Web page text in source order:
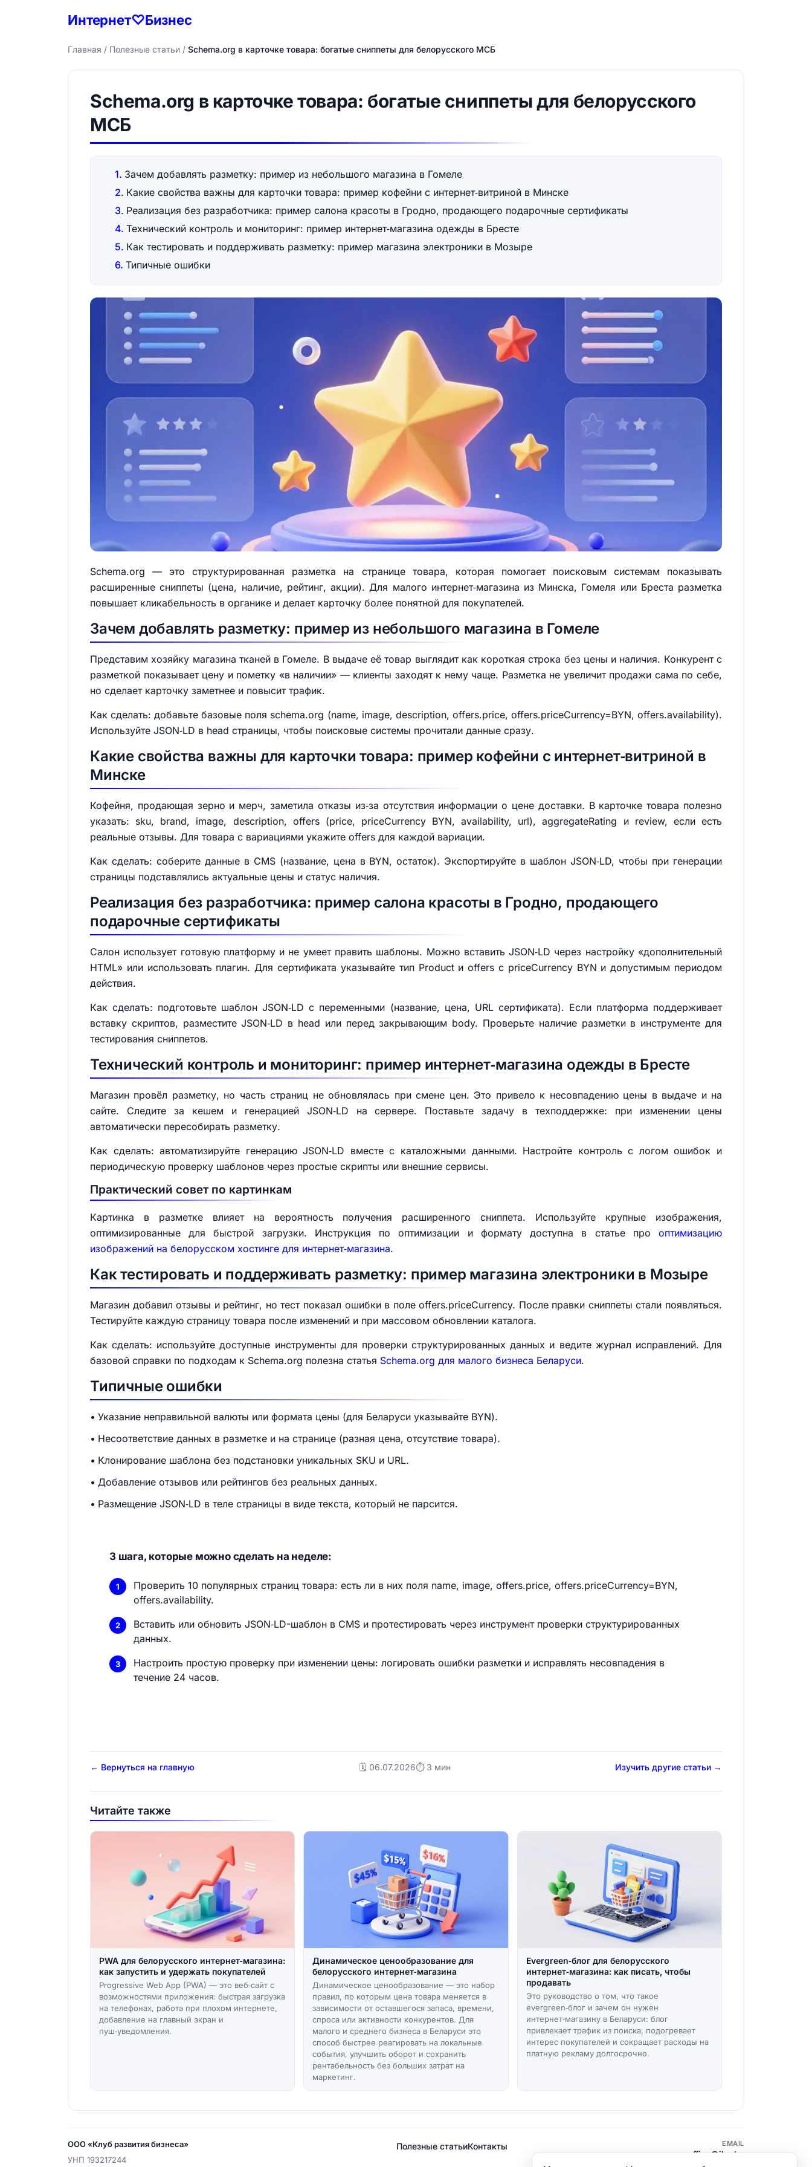
Интернет♡Бизнес
Главная / Полезные статьи / Schema.org в карточке товара: богатые сниппеты для белорусского МСБ
Schema.org в карточке товара: богатые сниппеты для белорусского
МСБ
Зачем добавлять разметку: пример из небольшого магазина в Гомеле
Какие свойства важны для карточки товара: пример кофейни с интернет‑витриной в Минске
Реализация без разработчика: пример салона красоты в Гродно, продающего подарочные сертификаты
Технический контроль и мониторинг: пример интернет‑магазина одежды в Бресте
Как тестировать и поддерживать разметку: пример магазина электроники в Мозыре
Типичные ошибки
Schema.org — это структурированная разметка на странице товара, которая помогает поисковым системам показывать
расширенные сниппеты (цена, наличие, рейтинг, акции). Для малого интернет‑магазина из Минска, Гомеля или Бреста разметка
повышает кликабельность в органике и делает карточку более понятной для покупателей.
Зачем добавлять разметку: пример из небольшого магазина в Гомеле
Представим хозяйку магазина тканей в Гомеле. В выдаче её товар выглядит как короткая строка без цены и наличия. Конкурент с
разметкой показывает цену и пометку «в наличии» — клиенты заходят к нему чаще. Разметка не увеличит продажи сама по себе,
но сделает карточку заметнее и повысит трафик.
Как сделать: добавьте базовые поля schema.org (name, image, description, offers.price, offers.priceCurrency=BYN, offers.availability).
Используйте JSON‑LD в head страницы, чтобы поисковые системы прочитали данные сразу.
Какие свойства важны для карточки товара: пример кофейни с интернет‑витриной в
Минске
Кофейня, продающая зерно и мерч, заметила отказы из‑за отсутствия информации о цене доставки. В карточке товара полезно
указать: sku, brand, image, description, offers (price, priceCurrency BYN, availability, url), aggregateRating и review, если есть
реальные отзывы. Для товара с вариациями укажите offers для каждой вариации.
Как сделать: соберите данные в CMS (название, цена в BYN, остаток). Экспортируйте в шаблон JSON‑LD, чтобы при генерации
страницы подставлялись актуальные цены и статус наличия.
Реализация без разработчика: пример салона красоты в Гродно, продающего
подарочные сертификаты
Салон использует готовую платформу и не умеет править шаблоны. Можно вставить JSON‑LD через настройку «дополнительный
HTML» или использовать плагин. Для сертификата указывайте тип Product и offers с priceCurrency BYN и допустимым периодом
действия.
Как сделать: подготовьте шаблон JSON‑LD с переменными (название, цена, URL сертификата). Если платформа поддерживает
вставку скриптов, разместите JSON‑LD в head или перед закрывающим body. Проверьте наличие разметки в инструменте для
тестирования сниппетов.
Технический контроль и мониторинг: пример интернет‑магазина одежды в Бресте
Магазин провёл разметку, но часть страниц не обновлялась при смене цен. Это привело к несовпадению цены в выдаче и на
сайте. Следите за кешем и генерацией JSON‑LD на сервере. Поставьте задачу в техподдержке: при изменении цены
автоматически пересобирать разметку.
Как сделать: автоматизируйте генерацию JSON‑LD вместе с каталожными данными. Настройте контроль с логом ошибок и
периодическую проверку шаблонов через простые скрипты или внешние сервисы.
Практический совет по картинкам
Картинка в разметке влияет на вероятность получения расширенного сниппета. Используйте крупные изображения,
оптимизированные для быстрой загрузки. Инструкция по оптимизации и формату доступна в статье про оптимизацию
изображений на белорусском хостинге для интернет‑магазина.
Как тестировать и поддерживать разметку: пример магазина электроники в Мозыре
Магазин добавил отзывы и рейтинг, но тест показал ошибки в поле offers.priceCurrency. После правки сниппеты стали появляться.
Тестируйте каждую страницу товара после изменений и при массовом обновлении каталога.
Как сделать: используйте доступные инструменты для проверки структурированных данных и ведите журнал исправлений. Для
базовой справки по подходам к Schema.org полезна статья Schema.org для малого бизнеса Беларуси.
Типичные ошибки
Указание неправильной валюты или формата цены (для Беларуси указывайте BYN).
Несоответствие данных в разметке и на странице (разная цена, отсутствие товара).
Клонирование шаблона без подстановки уникальных SKU и URL.
Добавление отзывов или рейтингов без реальных данных.
Размещение JSON‑LD в теле страницы в виде текста, который не парсится.
3 шага, которые можно сделать на неделе:
Проверить 10 популярных страниц товара: есть ли в них поля name, image, offers.price, offers.priceCurrency=BYN,
offers.availability.
Вставить или обновить JSON‑LD-шаблон в CMS и протестировать через инструмент проверки структурированных
данных.
Настроить простую проверку при изменении цены: логировать ошибки разметки и исправлять несовпадения в
течение 24 часов.
← Вернуться на главную 🗓️ 06.07.2026⏱ 3 мин Изучить другие статьи →
Читайте также
PWA для белорусского интернет‑магазина:
как запустить и удержать покупателей
Progressive Web App (PWA) — это веб‑сайт с
возможностями приложения: быстрая загрузка
на телефонах, работа при плохом интернете,
добавление на главный экран и
пуш‑уведомления.
Динамическое ценообразование для
белорусского интернет‑магазина
Динамическое ценообразование — это набор
правил, по которым цена товара меняется в
зависимости от оставшегося запаса, времени,
спроса или активности конкурентов. Для
малого и среднего бизнеса в Беларуси это
способ быстрее реагировать на локальные
события, улучшить оборот и сохранить
рентабельность без больших затрат на
маркетинг.
Evergreen‑блог для белорусского
интернет‑магазина: как писать, чтобы
продавать
Это руководство о том, что такое
evergreen‑блог и зачем он нужен
интернет‑магазину в Беларуси: блог
привлекает трафик из поиска, подогревает
интерес покупателей и сокращает расходы на
платную рекламу долгосрочно.
ООО «Клуб развития бизнеса»
УНП 193217244
Полезные статьиКонтакты EMAIL
office@ibz.by
Политика конфиденциальности